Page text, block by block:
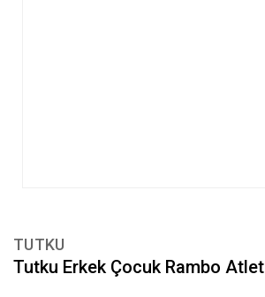
TUTKU
Tutku Erkek Çocuk Rambo Atlet